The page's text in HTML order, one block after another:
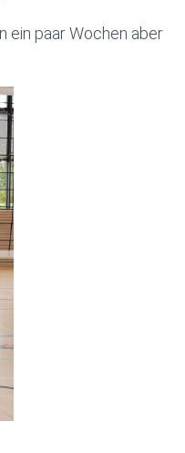
ein paar Wochen aber